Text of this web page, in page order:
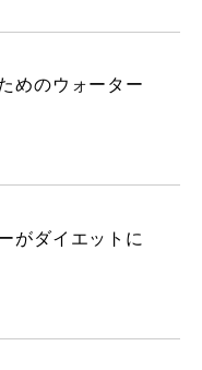
めのウォーター
がダイエットに